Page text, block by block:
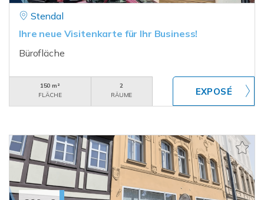
Stendal
Ihre neue Visitenkarte für Ihr Business!
Bürofläche
150 m²
FLÄCHE
2
RÄUME